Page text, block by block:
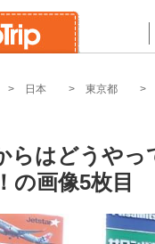
日本 東京都
らはどうやっ
の画像5枚目